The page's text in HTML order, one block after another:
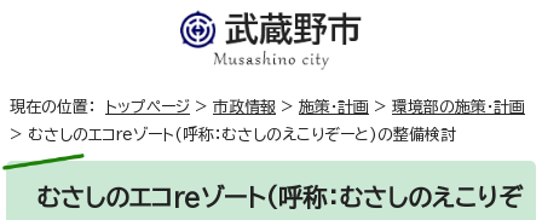
現在の位置： トップページ > 市政情報 > 施策・計画 > 環境部の施策・計画
> むさしのエコreゾート(呼称：むさしのえこりぞーと)の整備検討
むさしのエコreゾート(呼称：むさしのえこりぞ